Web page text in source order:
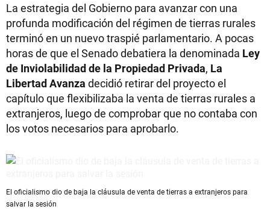
La estrategia del Gobierno para avanzar con una
profunda modificación del régimen de tierras rurales
terminó en un nuevo traspié parlamentario. A pocas
horas de que el Senado debatiera la denominada Ley
de Inviolabilidad de la Propiedad Privada, La
Libertad Avanza decidió retirar del proyecto el
capítulo que flexibilizaba la venta de tierras rurales a
extranjeros, luego de comprobar que no contaba con
los votos necesarios para aprobarlo.
El oficialismo dio de baja la cláusula de venta de tierras a extranjeros para
salvar la sesión